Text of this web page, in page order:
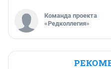
Команда проекта
«Редколлегия»